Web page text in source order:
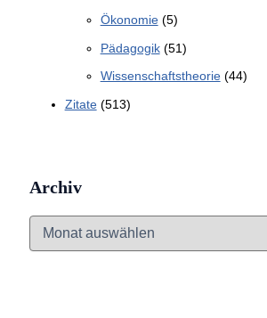
Ökonomie(5)
Pädagogik(51)
Wissenschaftstheorie(44)
Zitate(513)
Archiv